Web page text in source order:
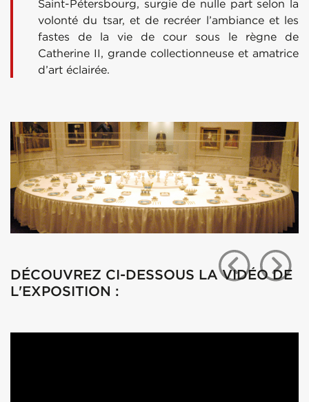
Saint-Pétersbourg, surgie de nulle part selon la
volonté du tsar, et de recréer l’ambiance et les
fastes de la vie de cour sous le règne de
Catherine II, grande collectionneuse et amatrice
d’art éclairée.
DÉCOUVREZ CI-DESSOUS LA VIDÉO DE
L'EXPOSITION :